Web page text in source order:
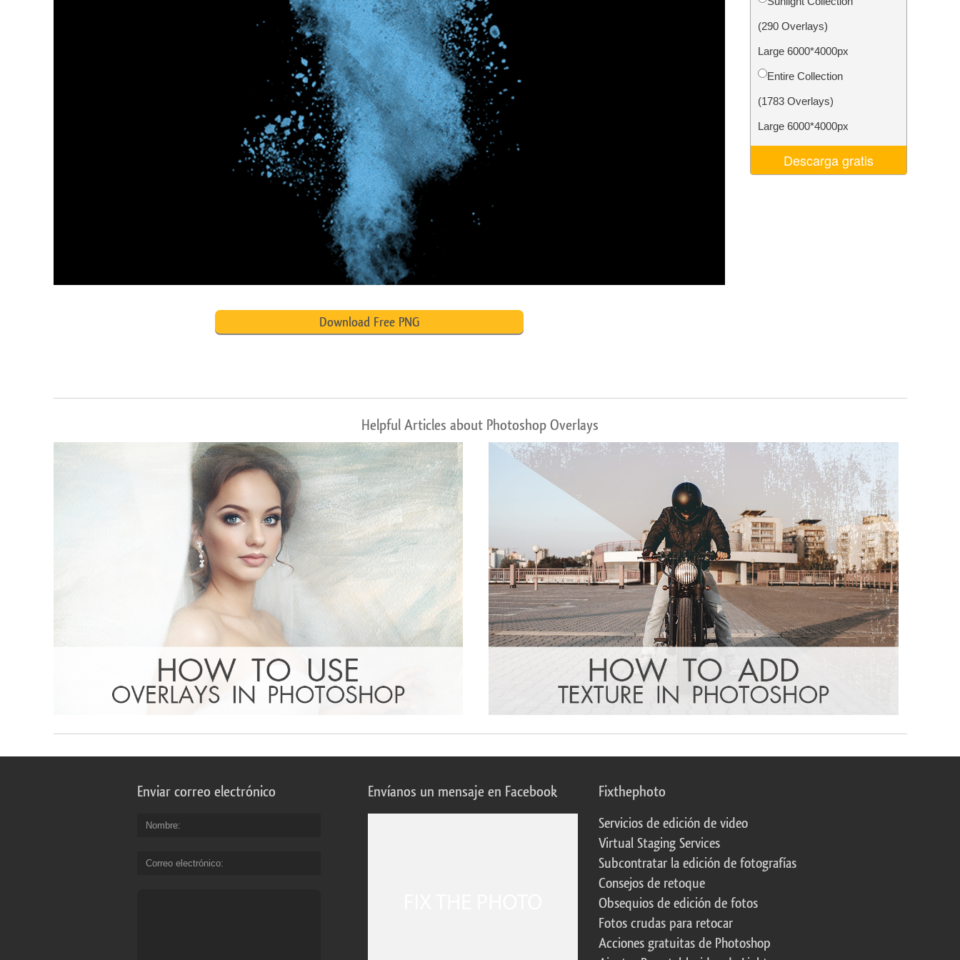
Servicios de Retoque de
Producto
Servicios de Retoque de Joyas
(290 Overlays)
Large 6000*4000px
Entire Collection
(1783 Overlays)
Large 6000*4000px
Descarga gratis
Download Free PNG
Helpful Articles about Photoshop Overlays
Enviar correo electrónico
Nombre
Correo electrónico
Envíanos un mensaje en Facebook Fixthephoto
Servicios de edición de video
Virtual Staging Services
Subcontratar la edición de fotografías
Consejos de retoque
Obsequios de edición de fotos
Fotos crudas para retocar
Acciones gratuitas de Photoshop